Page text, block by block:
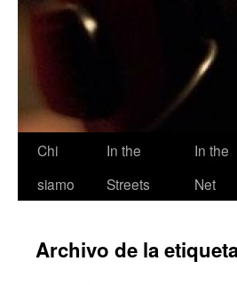
Saltar
Chi
siamo
In the
Streets
In the
Net
Archivo de la